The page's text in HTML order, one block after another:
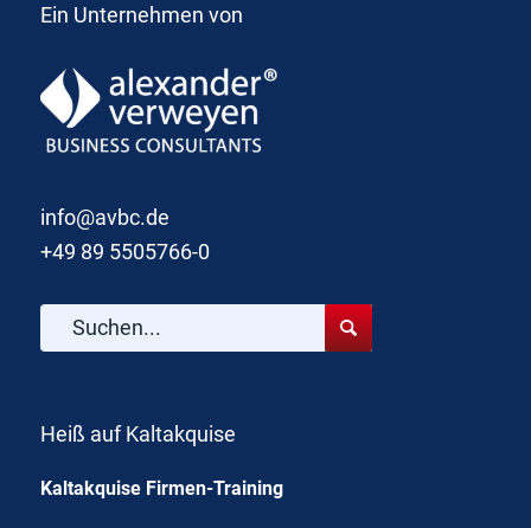
Ein Unternehmen von
info@avbc.de
+49 89 5505766-0
Heiß auf Kaltakquise
Kaltakquise Firmen-Training